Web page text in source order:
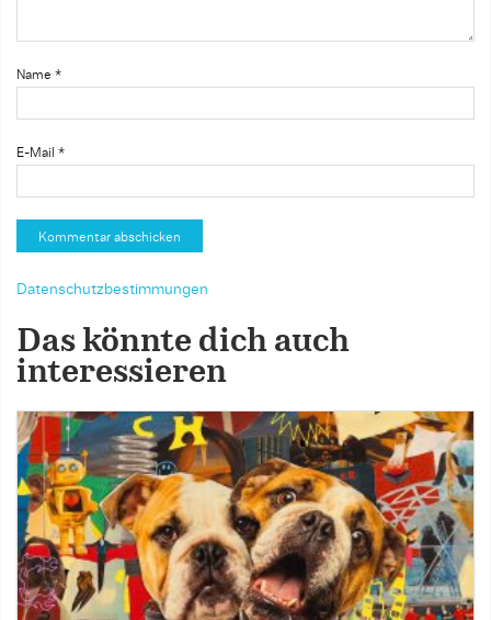
Name *
E-Mail *
Datenschutzbestimmungen
Das könnte dich auch
interessieren